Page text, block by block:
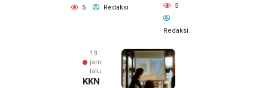
5 Redaksi 5
Redaksi
13
jam
lalu
KKN